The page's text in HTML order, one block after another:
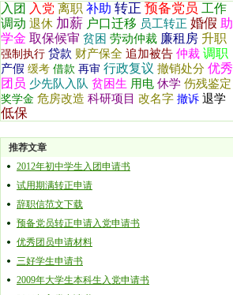
入团 入党 离职 补助 转正 预备党员 工作
调动 退休 加薪 户口迁移 员工转正 婚假 助
学金 取保候审 贫困 劳动仲裁 廉租房 升职
强制执行 贷款 财产保全 追加被告 仲裁 调职
产假 缓考 借款 再审 行政复议 撤销处分 优秀
团员 少先队入队 贫困生 用电 休学 伤残鉴定
奖学金 危房改造 科研项目 改名字 撤诉 退学
低保
推荐文章
2012年初中学生入团申请书
试用期满转正申请
辞职信范文下载
预备党员转正申请入党申请书
优秀团员申请材料
三好学生申请书
2009年大学生本科生入党申请书